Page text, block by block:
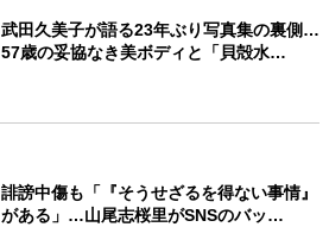
武田久美子が語る23年ぶり写真集の裏側…
57歳の妥協なき美ボディと「貝殻水…
誹謗中傷も「『そうせざるを得ない事情』
がある」…山尾志桜里がSNSのバッ…